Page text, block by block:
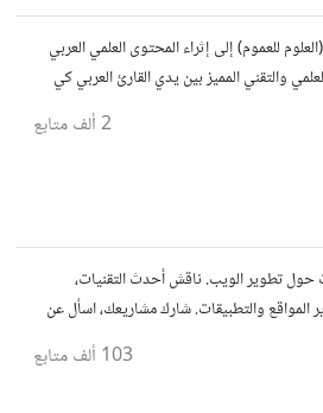
للعموم) إلى إثراء المحتوى العلمي العربي
والتقني المميز بين يدي القارئ العربي كي
2 ألف متابع
حول تطوير الويب. ناقش أحدث التقنيات،
المواقع والتطبيقات. شارك مشاريعك، اسأل عن
103 ألف متابع